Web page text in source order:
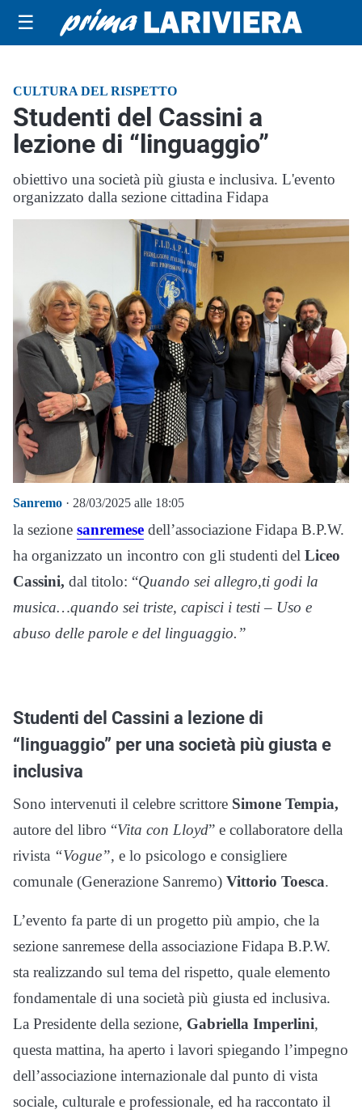
☰
CULTURA DEL RISPETTO
Studenti del Cassini a
lezione di “linguaggio”
obiettivo una società più giusta e inclusiva. L'evento
organizzato dalla sezione cittadina Fidapa
Sanremo · 28/03/2025 alle 18:05
la sezione sanremese dell’associazione Fidapa B.P.W.
ha organizzato un incontro con gli studenti del Liceo
Cassini, dal titolo: “Quando sei allegro,ti godi la
musica…quando sei triste, capisci i testi – Uso e
abuso delle parole e del linguaggio.”
Studenti del Cassini a lezione di
“linguaggio” per una società più giusta e
inclusiva
Sono intervenuti il celebre scrittore Simone Tempia,
autore del libro “Vita con Lloyd” e collaboratore della
rivista “Vogue”, e lo psicologo e consigliere
comunale (Generazione Sanremo) Vittorio Toesca.
L’evento fa parte di un progetto più ampio, che la
sezione sanremese della associazione Fidapa B.P.W.
sta realizzando sul tema del rispetto, quale elemento
fondamentale di una società più giusta ed inclusiva.
La Presidente della sezione, Gabriella Imperlini,
questa mattina, ha aperto i lavori spiegando l’impegno
dell’associazione internazionale dal punto di vista
sociale, culturale e professionale, ed ha raccontato il